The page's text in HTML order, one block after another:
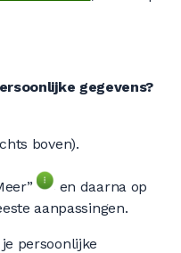
gegevens?
boven).
en daarna op
aanpassingen.
persoonlijke